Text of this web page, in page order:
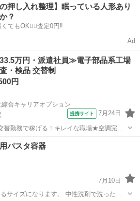
...
その他 クロミ
の押し入れ整理】眠っている人形あり
？
てもOK🙆‍♀️査定0円‼️
Ad
万円・派遣社員≫電子部品系工場
・検品 交替制
円
合キャリアオプション
提携サイト 7月24日
替勤務で稼げる！キレイな職場★空調完備
前処理・洗浄業務 ◆製品や材料の運搬 ◆
駅 その他
パスタ容器
7月10日
ります。 中性洗剤で洗った